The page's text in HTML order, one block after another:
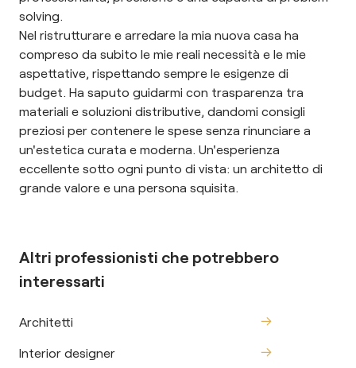
solving.
Nel ristrutturare e arredare la mia nuova casa ha
compreso da subito le mie reali necessità e le mie
aspettative, rispettando sempre le esigenze di
budget. Ha saputo guidarmi con trasparenza tra
materiali e soluzioni distributive, dandomi consigli
preziosi per contenere le spese senza rinunciare a
un'estetica curata e moderna. Un'esperienza
eccellente sotto ogni punto di vista: un architetto di
grande valore e una persona squisita.
Altri professionisti che potrebbero
interessarti
Architetti
Interior designer